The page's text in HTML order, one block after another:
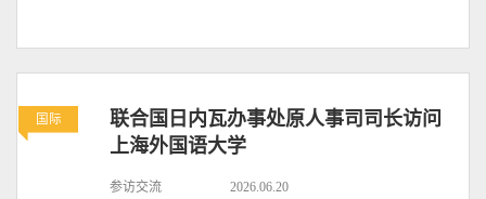
国际
联合国日内瓦办事处原人事司司长访问
上海外国语大学
参访交流 2026.06.20